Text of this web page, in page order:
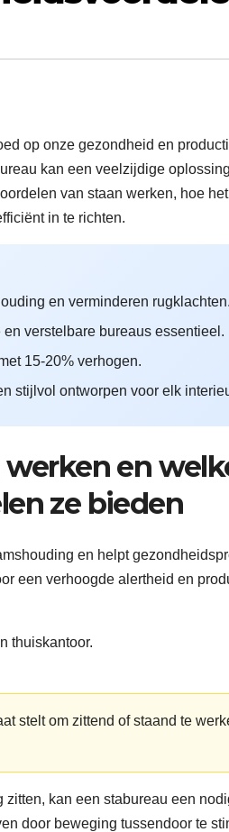
op onze gezondheid en
kan een veelzijdige
van staan werken, hoe
in te richten.
en verminderen rugklachten.
verstelbare bureaus essentieel.
15-20% verhogen.
stijlvol ontworpen voor elk
werken en
ze bieden
en helpt
een verhoogde alertheid en
stelt om zittend of staand te
kan een stabureau een
door beweging tussendoor te